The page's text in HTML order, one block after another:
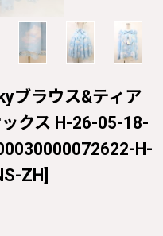
ブラウス&ティア
クス H-26-05-18-
H-
ZH]